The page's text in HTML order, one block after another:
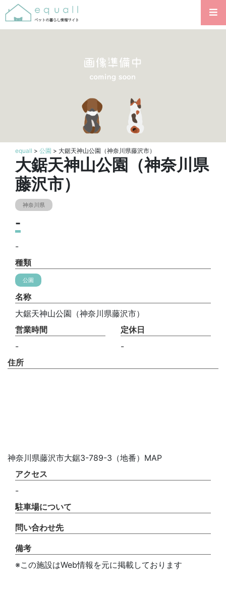
equall > 公園 > 大鋸天神山公園（神奈川県藤沢市）
大鋸天神山公園（神奈川県
藤沢市）
神奈川県
-
-
種類
公園
名称
大鋸天神山公園（神奈川県藤沢市）
営業時間
-
定休日
-
住所
神奈川県藤沢市大鋸3-789-3（地番）MAP
アクセス
-
駐車場について
問い合わせ先
備考
※この施設はWeb情報を元に掲載しております